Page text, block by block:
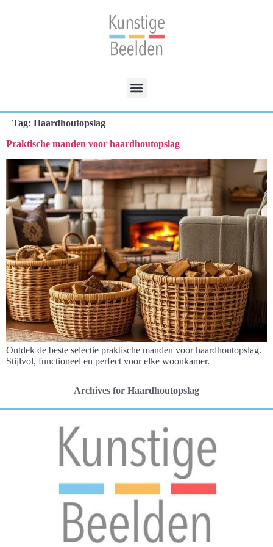
Tag: Haardhoutopslag
Praktische manden voor haardhoutopslag
Ontdek de beste selectie praktische manden voor haardhoutopslag.
Stijlvol, functioneel en perfect voor elke woonkamer.
Archives for Haardhoutopslag